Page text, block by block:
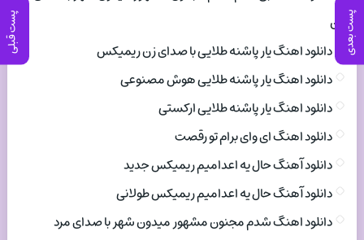
پست بعدی پست قبلی
زن
دانلود اهنگ یار پاشنه طلایی با صدای زن ریمیکس
دانلود اهنگ یار پاشنه طلایی هوش مصنوعی
دانلود اهنگ یار پاشنه طلایی ارکستی
دانلود اهنگ ای وای برام تو رقصت
دانلود آهنگ حال یه اعدامیم ریمیکس جدید
دانلود آهنگ حال یه اعدامیم ریمیکس طولانی
دانلود اهنگ شدم مجنون مشهور میدون شهر با صدای مرد